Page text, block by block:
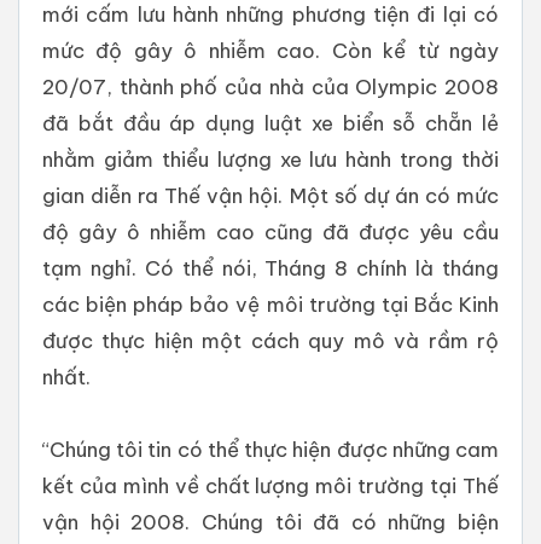
mới cấm lưu hành những phương tiện đi lại có
mức độ gây ô nhiễm cao. Còn kể từ ngày
20/07, thành phố của nhà của Olympic 2008
đã bắt đầu áp dụng luật xe biển sỗ chẵn lẻ
nhằm giảm thiểu lượng xe lưu hành trong thời
gian diễn ra Thế vận hội. Một số dự án có mức
độ gây ô nhiễm cao cũng đã được yêu cầu
tạm nghỉ. Có thể nói, Tháng 8 chính là tháng
các biện pháp bảo vệ môi trường tại Bắc Kinh
được thực hiện một cách quy mô và rầm rộ
nhất.
“Chúng tôi tin có thể thực hiện được những cam
kết của mình về chất lượng môi trường tại Thế
vận hội 2008. Chúng tôi đã có những biện